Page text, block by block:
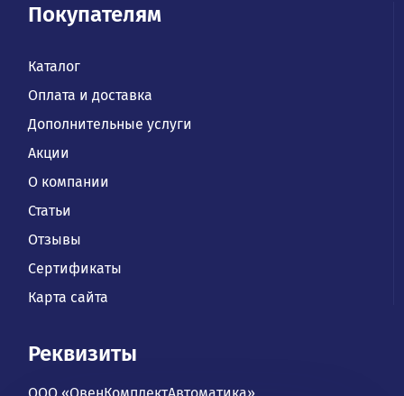
Покупателям
Каталог
Оплата и доставка
Дополнительные услуги
Акции
О компании
Статьи
Отзывы
Сертификаты
Карта сайта
Реквизиты